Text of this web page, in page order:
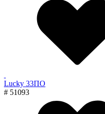
Lucky 33ПО
# 51093